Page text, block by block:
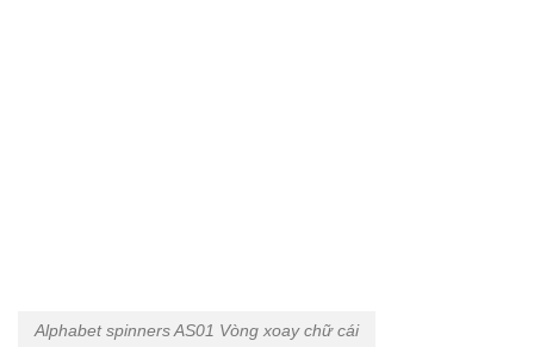
Alphabet spinners AS01 Vòng xoay chữ cái